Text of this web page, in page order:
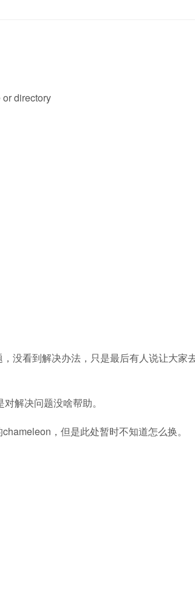
directory
没看到解决办法，只是最后有人说让大家
解决问题没啥帮助。
，但是此处暂时不知道怎么换。